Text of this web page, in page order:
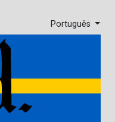
Português